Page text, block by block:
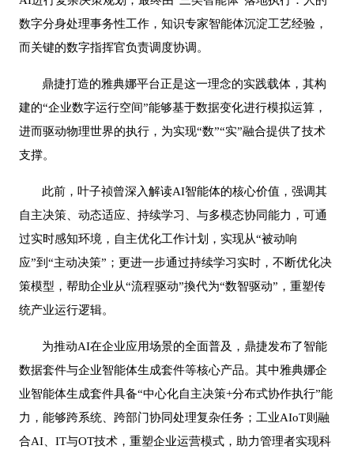
数字分身处理事务性工作，知识专家智能体沉淀工艺经验，
而关键的数字指挥官负责调度协调。
鼎捷打造的雅典娜平台正是这一理念的实践载体，其构
建的“企业数字运行空间”能够基于数据变化进行模拟运算，
进而驱动物理世界的执行，为实现“数”“实”融合提供了技术
支撑。
此前，叶子祯曾深入解读AI智能体的核心价值，强调其
自主决策、动态适应、持续学习、与多模态协同能力，可通
过实时感知环境，自主优化工作计划，实现从“被动响
应”到“主动决策”；更进一步通过持续学习实时，不断优化决
策模型，帮助企业从“流程驱动”換代为“数智驱动”，重塑传
统产业运行逻辑。
为推动AI在企业应用场景的全面普及，鼎捷发布了智能
数据套件与企业智能体生成套件等核心产品。其中雅典娜企
业智能体生成套件具备“中心化自主决策+分布式协作执行”能
力，能够跨系统、跨部门协同处理复杂任务；工业AIoT则融
合AI、IT与OT技术，重塑企业运营模式，助力管理者实现科